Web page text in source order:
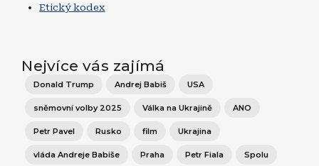
Etický kodex
Nejvíce vás zajímá
Donald Trump Andrej Babiš USA
sněmovní volby 2025 Válka na Ukrajině ANO
Petr Pavel Rusko film Ukrajina
vláda Andreje Babiše Praha Petr Fiala Spolu